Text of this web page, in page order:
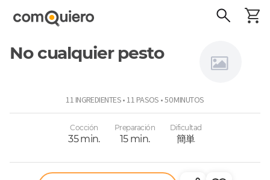
No cualquier pesto
11 INGREDIENTES • 11 PASOS • 50 MINUTOS
Cocción
35 min.
Preparación
15 min.
Dificultad
簡単